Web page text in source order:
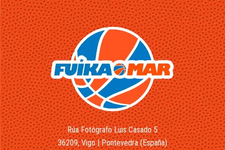
Rúa Fotógrafo Luis Casado 5
36209, Vigo | Pontevedra (España)